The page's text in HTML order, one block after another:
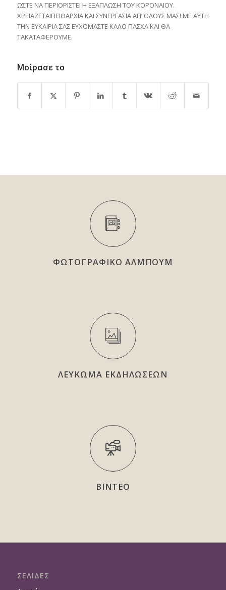
ΩΣTE NA ΠEPIOPIΣTEI H EΞAΠΛΩΣH TOY KOPONAIOY.
XPEIAZETAIΠEIΘAPXIA KAI ΣYNEPΓAΣIA AΠ’ OΛOYΣ MAΣ! ME AYTH
THN EYKAIPIA ΣAΣ EYXOMAΣTE KAΛO ΠAΣXA KAI ΘA
TAKATAΦEPOYME.
Μοίρασε το
ΦΩΤΟΓΡΑΦΙΚΟ ΑΛΜΠΟΥΜ
ΛΕΥΚΩΜΑ ΕΚΔΗΛΩΣΕΩΝ
ΒΙΝΤΕΟ
ΣΕΛΙΔΕΣ